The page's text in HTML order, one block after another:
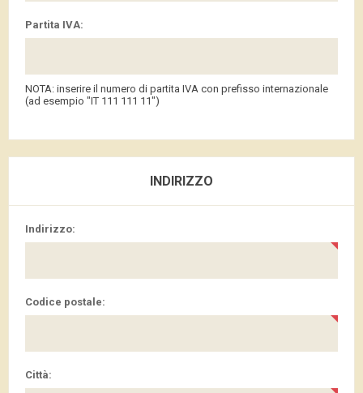
Partita IVA:
NOTA: inserire il numero di partita IVA con prefisso internazionale
(ad esempio "IT 111 111 11")
INDIRIZZO
Indirizzo:
Codice postale:
Città: